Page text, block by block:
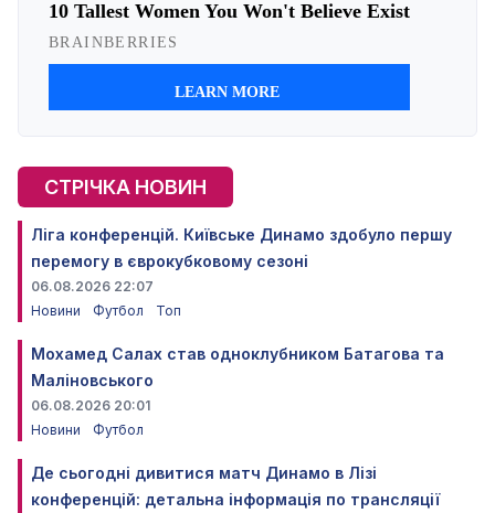
СТРІЧКА НОВИН
Ліга конференцій. Київське Динамо здобуло першу
перемогу в єврокубковому сезоні
06.08.2026 22:07
Новини
Футбол Топ
Мохамед Салах став одноклубником Батагова та
Маліновського
06.08.2026 20:01
Новини
Футбол
Де сьогодні дивитися матч Динамо в Лізі
конференцій: детальна інформація по трансляції